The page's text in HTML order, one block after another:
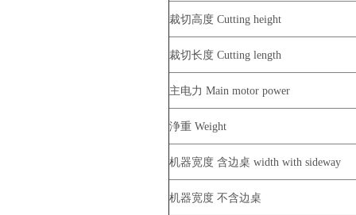
裁切高度 Cutting height
裁切长度 Cutting length
主电力 Main motor power
浄重 Weight
机器宽度 含边桌 width with sideway
机器宽度 不含边桌